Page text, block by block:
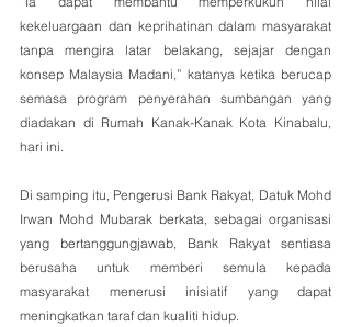
kekeluargaan dan keprihatinan dalam masyarakat
tanpa mengira latar belakang, sejajar dengan
konsep Malaysia Madani,” katanya ketika berucap
semasa program penyerahan sumbangan yang
diadakan di Rumah Kanak-Kanak Kota Kinabalu,
hari ini.
Di samping itu, Pengerusi Bank Rakyat, Datuk Mohd
Irwan Mohd Mubarak berkata, sebagai organisasi
yang bertanggungjawab, Bank Rakyat sentiasa
berusaha untuk memberi semula kepada
masyarakat menerusi inisiatif yang dapat
meningkatkan taraf dan kualiti hidup.